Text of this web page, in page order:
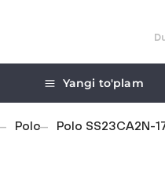
Yangi to'plam
Polo Polo SS23CA2N-